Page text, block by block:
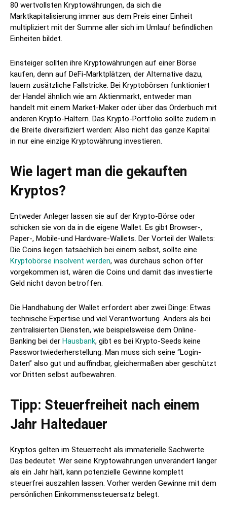
80 wertvollsten Kryptowährungen, da sich die
Marktkapitalisierung immer aus dem Preis einer Einheit
multipliziert mit der Summe aller sich im Umlauf befindlichen
Einheiten bildet.
Einsteiger sollten ihre Kryptowährungen auf einer Börse
kaufen, denn auf DeFi-Marktplätzen, der Alternative dazu,
lauern zusätzliche Fallstricke. Bei Kryptobörsen funktioniert
der Handel ähnlich wie am Aktienmarkt, entweder man
handelt mit einem Market-Maker oder über das Orderbuch mit
anderen Krypto-Haltern. Das Krypto-Portfolio sollte zudem in
die Breite diversifiziert werden: Also nicht das ganze Kapital
in nur eine einzige Kryptowährung investieren.
Wie lagert man die gekauften
Kryptos?
Entweder Anleger lassen sie auf der Krypto-Börse oder
schicken sie von da in die eigene Wallet. Es gibt Browser-,
Paper-, Mobile-und Hardware-Wallets. Der Vorteil der Wallets:
Die Coins liegen tatsächlich bei einem selbst, sollte eine
Kryptobörse insolvent werden, was durchaus schon öfter
vorgekommen ist, wären die Coins und damit das investierte
Geld nicht davon betroffen.
Die Handhabung der Wallet erfordert aber zwei Dinge: Etwas
technische Expertise und viel Verantwortung. Anders als bei
zentralisierten Diensten, wie beispielsweise dem Online-
Banking bei der Hausbank, gibt es bei Krypto-Seeds keine
Passwortwiederherstellung. Man muss sich seine “Login-
Daten” also gut und auffindbar, gleichermaßen aber geschützt
vor Dritten selbst aufbewahren.
Tipp: Steuerfreiheit nach einem
Jahr Haltedauer
Kryptos gelten im Steuerrecht als immaterielle Sachwerte.
Das bedeutet: Wer seine Kryptowährungen unverändert länger
als ein Jahr hält, kann potenzielle Gewinne komplett
steuerfrei auszahlen lassen. Vorher werden Gewinne mit dem
persönlichen Einkommenssteuersatz belegt.